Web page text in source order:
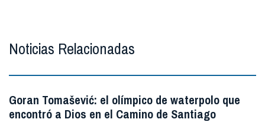
Noticias Relacionadas
Goran Tomašević: el olímpico de waterpolo que
encontró a Dios en el Camino de Santiago